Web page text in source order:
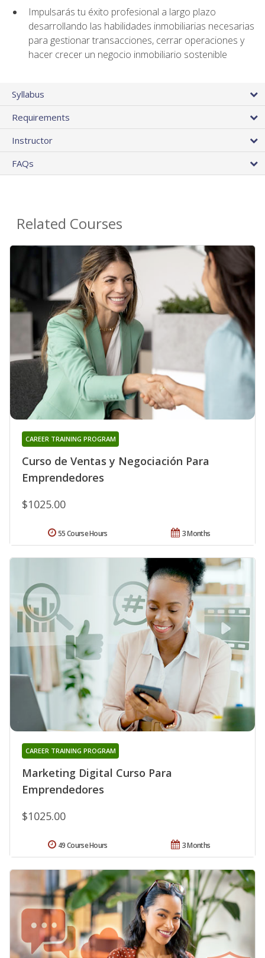
Impulsarás tu éxito profesional a largo plazo
desarrollando las habilidades inmobiliarias necesarias
para gestionar transacciones, cerrar operaciones y
hacer crecer un negocio inmobiliario sostenible
Syllabus
Requirements
Instructor
FAQs
Related Courses
Curso de Ventas y Negociación Para
Emprendedores
CAREER TRAINING PROGRAM
$1025.00
3 Months
55 Course Hours
Marketing Digital Curso Para
Emprendedores
CAREER TRAINING PROGRAM
$1025.00
3 Months
49 Course Hours